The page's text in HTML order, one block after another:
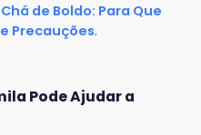
Chá de Boldo: Para Que
Precauções.
Pode Ajudar a